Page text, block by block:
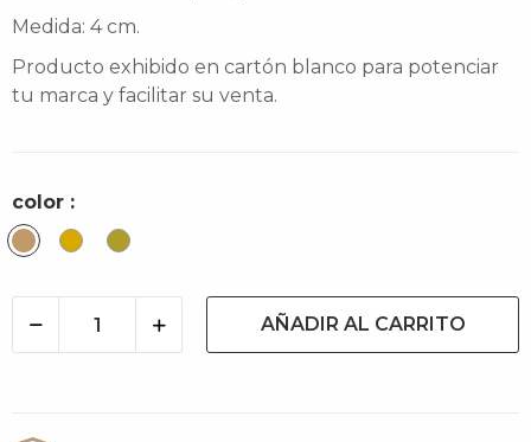
Medida: 4 cm.
Producto exhibido en cartón blanco para potenciar
tu marca y facilitar su venta.
color :
CamelHoneyOliva
AÑADIR AL CARRITO